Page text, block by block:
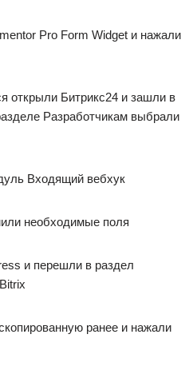
Pro Form Widget и нажали
открыли Битрикс24 и зашли в
Разработчикам выбрали
Входящий вебхук
необходимые поля
и перешли в раздел
ранее и нажали